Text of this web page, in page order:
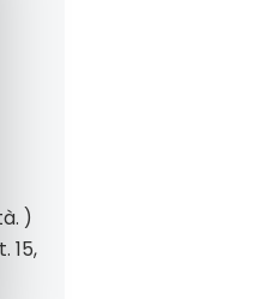
)
15,